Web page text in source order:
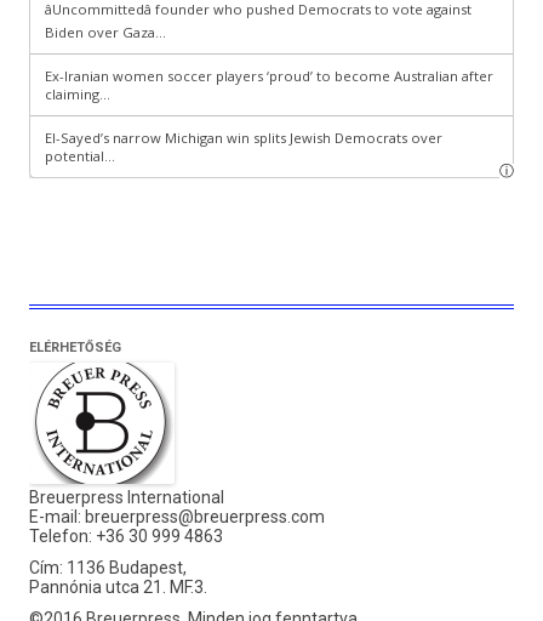
ELÉRHETŐSÉG
Breuerpress International
E-mail: breuerpress@breuerpress.com
Telefon: +36 30 999 4863
Cím: 1136 Budapest,
Pannónia utca 21. MF.3.